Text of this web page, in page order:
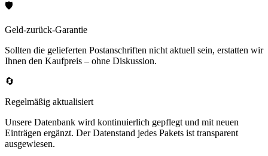
🛡️
Geld-zurück-Garantie
Sollten die gelieferten Postanschriften nicht aktuell sein, erstatten wir
Ihnen den Kaufpreis – ohne Diskussion.
🔄
Regelmäßig aktualisiert
Unsere Datenbank wird kontinuierlich gepflegt und mit neuen
Einträgen ergänzt. Der Datenstand jedes Pakets ist transparent
ausgewiesen.